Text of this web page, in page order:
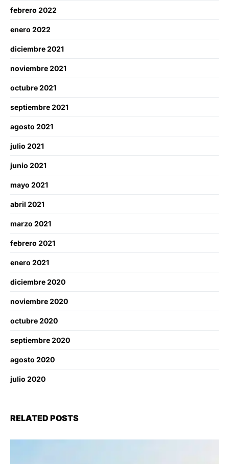
febrero 2022
enero 2022
diciembre 2021
noviembre 2021
octubre 2021
septiembre 2021
agosto 2021
julio 2021
junio 2021
mayo 2021
abril 2021
marzo 2021
febrero 2021
enero 2021
diciembre 2020
noviembre 2020
octubre 2020
septiembre 2020
agosto 2020
julio 2020
RELATED POSTS